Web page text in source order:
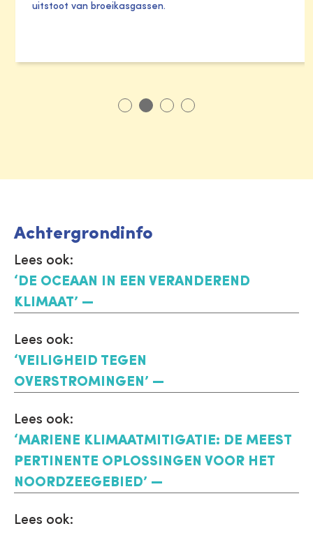
uitstoot van broeikasgassen.
Achtergrondinfo
Lees ook:
‘DE OCEAAN IN EEN VERANDEREND
KLIMAAT’
Lees ook:
‘VEILIGHEID TEGEN
OVERSTROMINGEN’
Lees ook:
‘MARIENE KLIMAATMITIGATIE: DE MEEST
PERTINENTE OPLOSSINGEN VOOR HET
NOORDZEEGEBIED’
Lees ook: